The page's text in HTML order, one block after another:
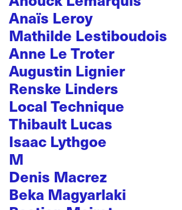
Anaïs Leroy
Mathilde Lestiboudois
Anne Le Troter
Augustin Lignier
Renske Linders
Local Technique
Thibault Lucas
Isaac Lythgoe
M
Denis Macrez
Beka Magyarlaki